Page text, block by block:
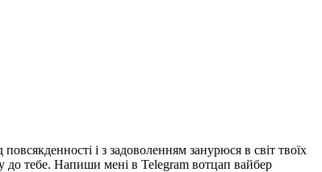
і з задоволенням занурюся в світ твоїх
до тебе. Напиши мені в Telegram вотцап вайбер